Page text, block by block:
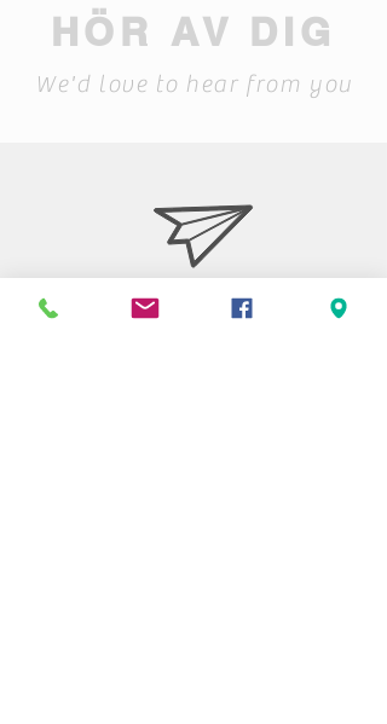
HÖR AV DIG
We'd love to hear from you
Stiftelsen Berget